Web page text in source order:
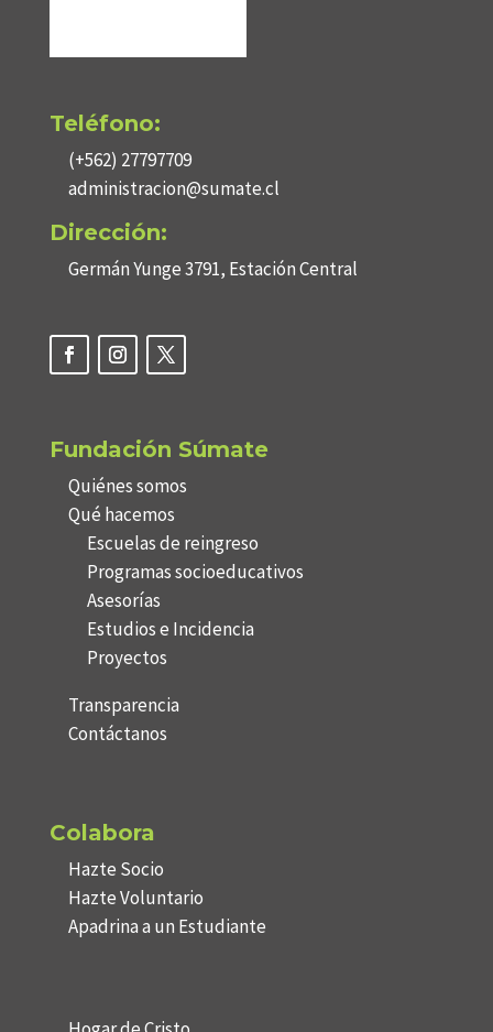
Teléfono:
(+562) 27797709
administracion@sumate.cl
Dirección:
Germán Yunge 3791, Estación Central
Fundación Súmate
Quiénes somos
Qué hacemos
Escuelas de reingreso
Programas socioeducativos
Asesorías
Estudios e Incidencia
Proyectos
Transparencia
Contáctanos
Colabora
Hazte Socio
Hazte Voluntario
Apadrina a un Estudiante